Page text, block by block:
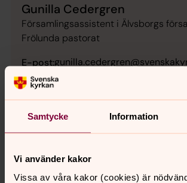
Samtycke Information
Vi använder kakor
Vissa av våra kakor (cookies) är
Gunilla Cedergren
Församlingsassistent i Älvsborgs
Frölunda pastorat
E-post:
Följ oss gärna på Facebook!